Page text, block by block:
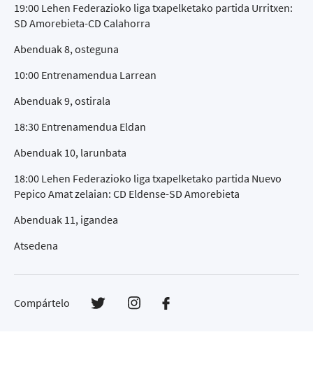
19:00 Lehen Federazioko liga txapelketako partida Urritxen:
SD Amorebieta-CD Calahorra
Abenduak 8, osteguna
10:00 Entrenamendua Larrean
Abenduak 9, ostirala
18:30 Entrenamendua Eldan
Abenduak 10, larunbata
18:00 Lehen Federazioko liga txapelketako partida Nuevo
Pepico Amat zelaian: CD Eldense-SD Amorebieta
Abenduak 11, igandea
Atsedena
Compártelo